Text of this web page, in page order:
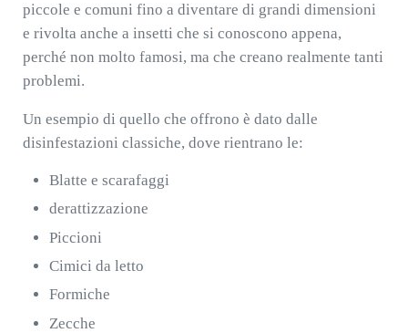
piccole e comuni fino a diventare di grandi dimensioni
e rivolta anche a insetti che si conoscono appena,
perché non molto famosi, ma che creano realmente tanti
problemi.
Un esempio di quello che offrono è dato dalle
disinfestazioni classiche, dove rientrano le:
Blatte e scarafaggi
derattizzazione
Piccioni
Cimici da letto
Formiche
Zecche